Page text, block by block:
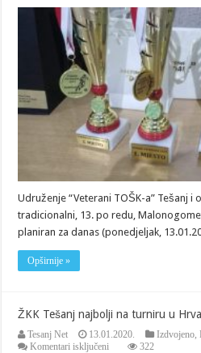
malonogometni
turnir
“Veterani
TOŠK-
Udruženje “Veterani TOŠK-a” Tešanj i
tradicionalni, 13. po redu,
planiran za danas (ponedjeljak,
Opširnije »
ŽKK Tešanj najbolji na turniru u
Tesanj Net 13.01.2020. Izdvojeno,
Komentari isključeni
322